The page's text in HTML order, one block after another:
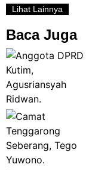
Lihat Lainnya
Baca Juga